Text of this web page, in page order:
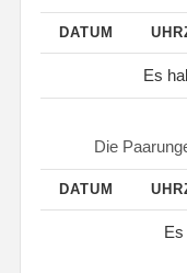
DATUM
Es
Die
DATUM
Es